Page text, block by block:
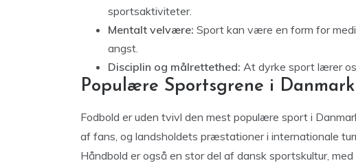
sportsaktiviteter.
Mentalt velvære: Sport kan være en form for
angst.
Disciplin og målrettethed: At dyrke sport lærer
Populære Sportsgrene i Danmark
Fodbold er uden tvivl den mest populære sport i
af fans, og landsholdets præstationer i internationale
Håndbold er også en stor del af dansk sportskultur,